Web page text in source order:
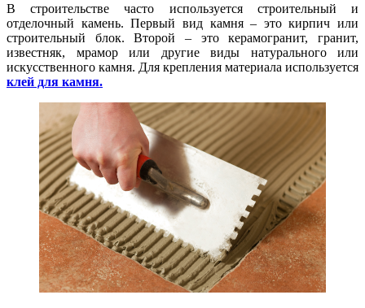
В строительстве часто используется строительный и
отделочный камень. Первый вид камня – это кирпич или
строительный блок. Второй – это керамогранит, гранит,
известняк, мрамор или другие виды натурального или
искусственного камня. Для крепления материала используется
клей для камня.